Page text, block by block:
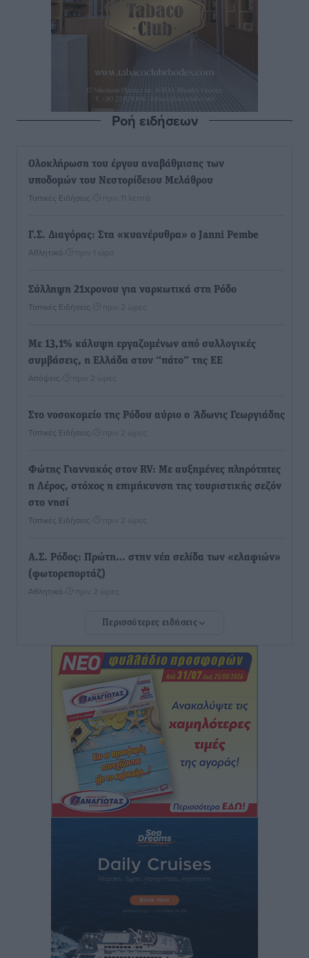
Ροή ειδήσεων
Ολοκλήρωση του έργου αναβάθμισης των
υποδομών του Νεστορίδειου Μελάθρου
Τοπικές Ειδήσεις πριν 11 λεπτά
Γ.Σ. Διαγόρας: Στα «κυανέρυθρα» ο Janni Pembe
Αθλητικά πριν 1 ώρα
Σύλληψη 21χρονου για ναρκωτικά στη Ρόδο
Τοπικές Ειδήσεις πριν 2 ώρες
Με 13,1% κάλυψη εργαζομένων από συλλογικές
συμβάσεις, η Ελλάδα στον “πάτο” της ΕΕ
Απόψεις πριν 2 ώρες
Στο νοσοκομείο της Ρόδου αύριο ο Άδωνις Γεωργιάδης
Τοπικές Ειδήσεις πριν 2 ώρες
Φώτης Γιαννακός στον RV: Με αυξημένες πληρότητες
η Λέρος, στόχος η επιμήκυνση της τουριστικής σεζόν
στο νησί
Τοπικές Ειδήσεις πριν 2 ώρες
Α.Σ. Ρόδος: Πρώτη… στην νέα σελίδα των «ελαφιών»
(φωτορεπορτάζ)
Αθλητικά πριν 2 ώρες
Στίβος: Οι βαθμολογίες των συλλόγων της
Δωδεκανήσου
Αθλητικά• πριν 3 ώρες
Νέες ταυτότητες: Ποιοι πρέπει να τις αλλάξουν άμεσα
και ποιοι όχι
πριν 3 ώρες
Στον Ιπποκράτη η Μαρία Βλάχου
πριν 3 ώρες
πριν 3 ώρες
Στάθης Αντωνάς: Ένα βήμα πριν από επαγγελματικό
συμβόλαιο πυγμαχίας με MTGP και BXGP για Ευρώπη
και Αυστραλία
Αθλητικά• πριν 3 ώρες
Περισσότερες ειδήσεις